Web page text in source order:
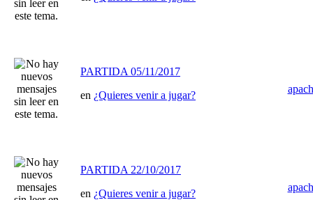
PARTIDA 05/11/2017
en ¿Quieres venir a jugar?
PARTIDA 22/10/2017
en ¿Quieres venir a jugar?